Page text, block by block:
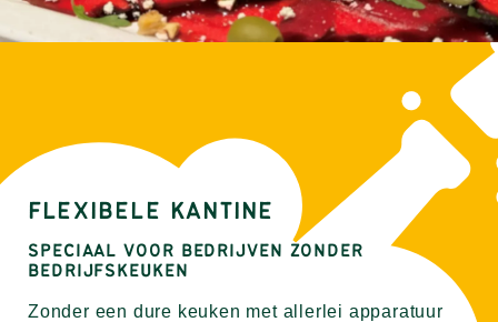
FLEXIBELE KANTINE
SPECIAAL VOOR BEDRIJVEN ZONDER
BEDRIJFSKEUKEN
Zonder een dure keuken met allerlei apparatuur